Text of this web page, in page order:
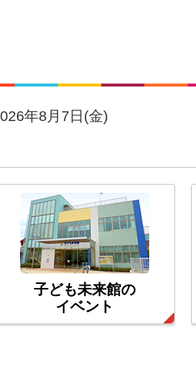
年8月7日(金)
子ども未来館の
イベント